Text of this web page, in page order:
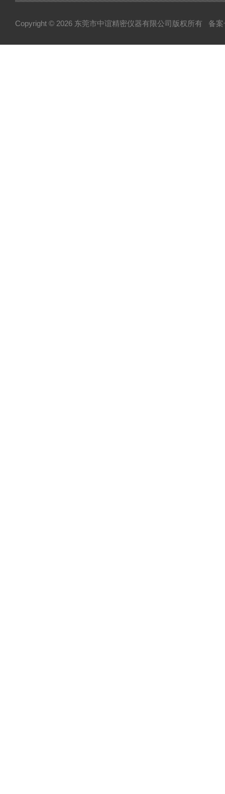
Copyright © 2026 东莞市中谊精密仪器有限公司版权所有 备案